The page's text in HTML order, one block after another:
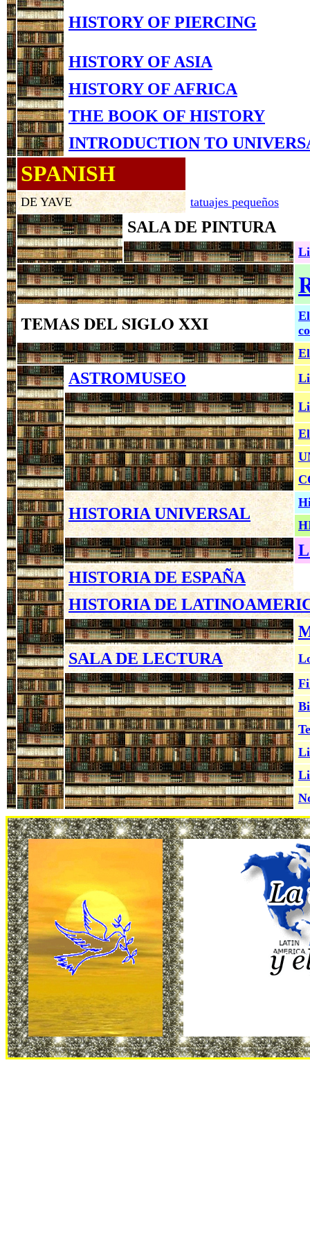
HISTORY OF PIERCING
HISTORY OF ASIA
HISTORY OF AFRICA
THE BOOK OF HISTORY
INTRODUCTION TO
SPANISH
DE YAVE tatuajes pequeños
SALA DE PINTURA
TEMAS DEL SIGLO XXI
ASTROMUSEO
HISTORIA UNIVERSAL
HISTORIA DE ESPAÑA
HISTORIA DE
SALA DE LECTURA